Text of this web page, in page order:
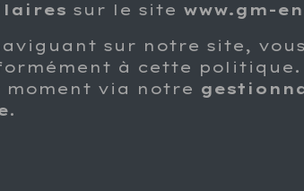
sur le site www.gm-
sur notre site,
à cette politique.
moment via notre
.